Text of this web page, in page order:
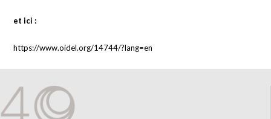
et ici :
https://www.oidel.org/14744/?lang=en